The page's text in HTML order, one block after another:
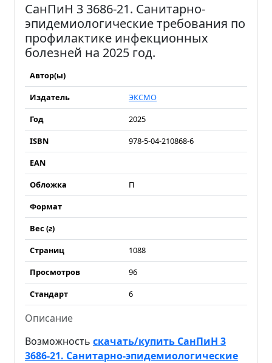
СанПиН 3 3686-21. Санитарно-
эпидемиологические требования по
профилактике инфекционных
болезней на 2025 год.
Автор(ы)
Издатель
ЭКСМО
Год
2025
ISBN
978-5-04-210868-6
EAN
Обложка
П
Формат
Вес (г)
Страниц
1088
Просмотров
96
Стандарт
6
Описание
Возможность скачать/купить СанПиН 3
3686-21. Санитарно-эпидемиологические